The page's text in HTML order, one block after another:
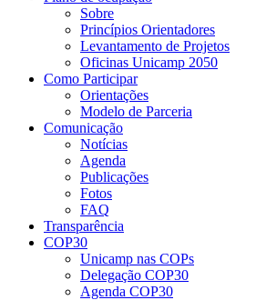
Sobre
Princípios Orientadores
Levantamento de Projetos
Oficinas Unicamp 2050
Como Participar
Orientações
Modelo de Parceria
Comunicação
Notícias
Agenda
Publicações
Fotos
FAQ
Transparência
COP30
Unicamp nas COPs
Delegação COP30
Agenda COP30